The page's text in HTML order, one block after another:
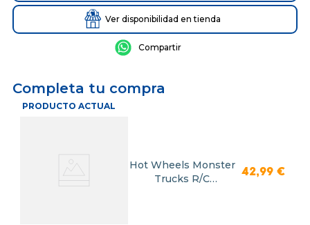
Ver disponibilidad en tienda
Completa tu compra
PRODUCTO ACTUAL
Hot Wheels Monster
Trucks R/C
42,99 €